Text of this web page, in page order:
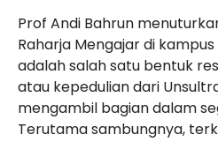
Prof Andi Bahrun
Raharja Mengajar di
adalah salah satu bentuk
atau kepedulian dari
mengambil bagian dalam
Terutama sambungnya,